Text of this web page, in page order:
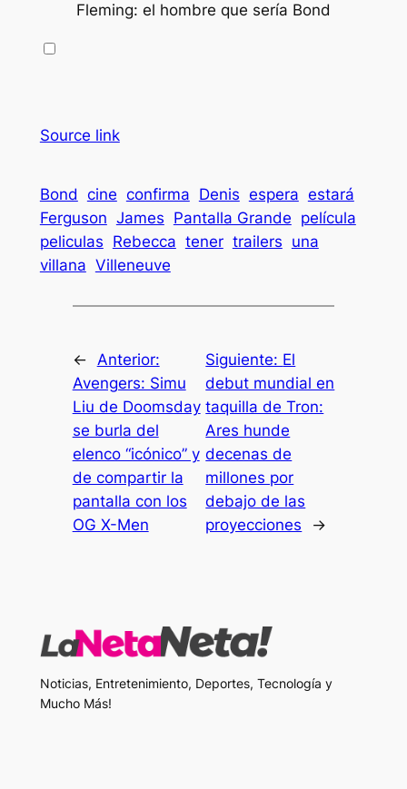
Fleming: el hombre que sería Bond
Source link
Bond cine confirma Denis espera estará
Ferguson James Pantalla Grande película
peliculas Rebecca tener trailers una
villana Villeneuve
←
Anterior:
Avengers: Simu
Liu de Doomsday
se burla del
elenco “icónico” y
de compartir la
pantalla con los
OG X-Men
Siguiente: El
debut mundial en
taquilla de Tron:
Ares hunde
decenas de
millones por
debajo de las
proyecciones
→
Noticias, Entretenimiento, Deportes, Tecnología y
Mucho Más!